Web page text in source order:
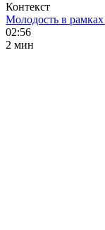
Контекст
Молодость в
02:56
2 мин